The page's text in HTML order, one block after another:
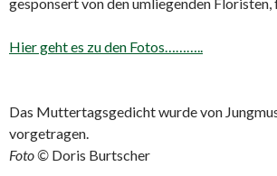
Hier geht es zu den Fotos………..
Das Muttertagsgedicht wurde von
vorgetragen.
Foto © Doris Burtscher